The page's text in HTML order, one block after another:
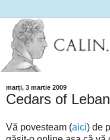
marți, 3 martie 2009
Cedars of
Vă povesteam (aici) de